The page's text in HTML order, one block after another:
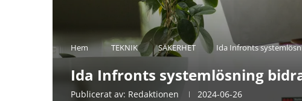
Hem TEKNIK SÄKERHET Ida Infronts
Ida Infronts systemlösning
Publicerat av: Redaktionen 2024-06-26